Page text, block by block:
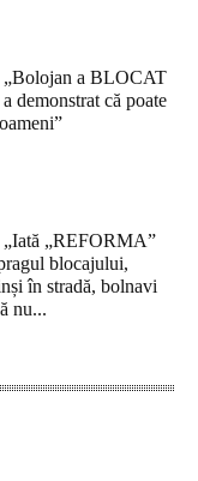
a BLOCAT
demonstrat că poate
„REFORMA”
blocajului,
în stradă, bolnavi
nu...